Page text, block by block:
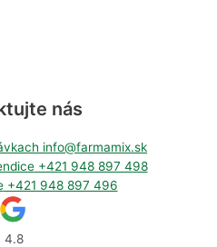
nás
info@farmamix.sk
+421 948 897 498
+421 948 897 496
4.8